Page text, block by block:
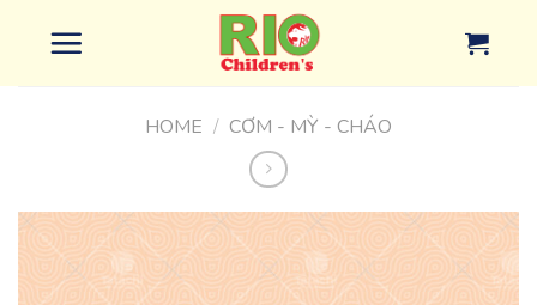
HOME / CƠM - MỲ - CHÁO